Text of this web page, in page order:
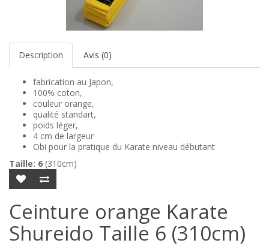
Description Avis (0)
fabrication au Japon,
100% coton,
couleur orange,
qualité standart,
poids léger,
4 cm de largeur
Obi pour la pratique du Karate niveau débutant
Taille: 6 (310cm)
Ceinture orange Karate
Shureido Taille 6 (310cm)